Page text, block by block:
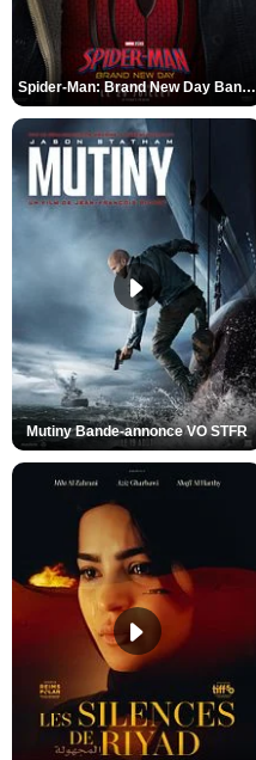
Spider-Man: Brand New Day Bande-annonce VO STFR
Mutiny Bande-annonce VO STFR